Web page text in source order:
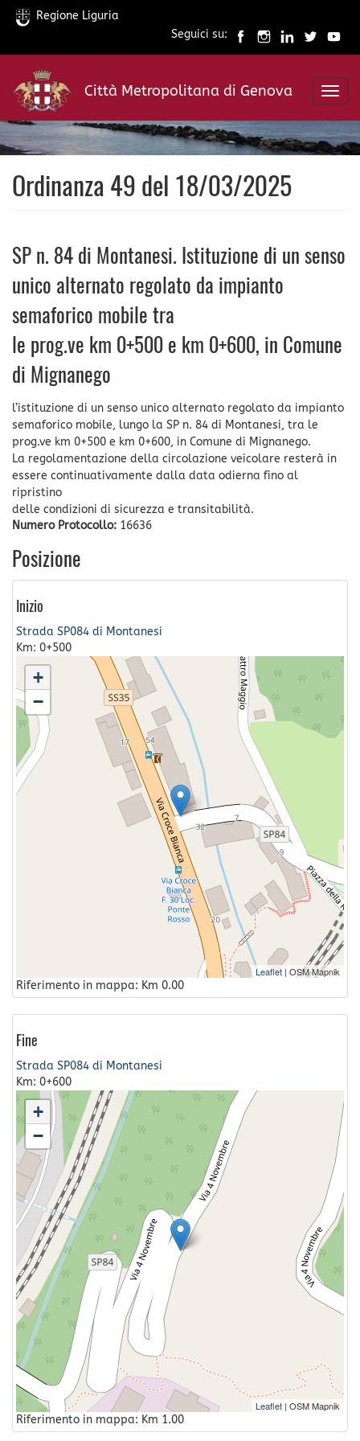
Salta
contenuto
principale
Regione Liguria
Seguici su:
Città Metropolitana di Genova
Ordinanza 49 del 18/03/2025
SP n. 84 di Montanesi. Istituzione di un senso
unico alternato regolato da impianto
semaforico mobile tra
le prog.ve km 0+500 e km 0+600, in Comune
di Mignanego
l’istituzione di un senso unico alternato regolato da impianto
semaforico mobile, lungo la SP n. 84 di Montanesi, tra le
prog.ve km 0+500 e km 0+600, in Comune di Mignanego.
La regolamentazione della circolazione veicolare resterà in
essere continuativamente dalla data odierna fino al
ripristino
delle condizioni di sicurezza e transitabilità.
Numero Protocollo: 16636
Posizione
Inizio
Strada SP084 di Montanesi
Km: 0+500
+
−
Leaflet | OSM Mapnik
Riferimento in mappa: Km 0.00
Fine
Strada SP084 di Montanesi
Km: 0+600
+
−
Leaflet | OSM Mapnik
Riferimento in mappa: Km 1.00